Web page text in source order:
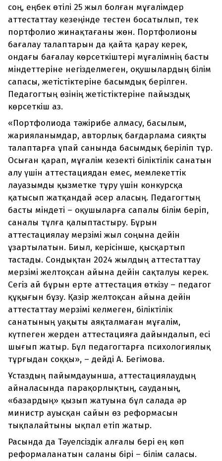
соң, еңбек өтілі 25 жыл болған мұғалімдер
аттестаттау кезеңінде тестен босатылып, тек
портфолио жинақтағаны жөн. Портфолионы
бағалау талаптарын да қайта қарау керек,
ондағы бағалау көрсеткіштері мұғалімнің басты
міндеттеріне негізделмеген, оқушылардың білім
сапасы, жетістіктеріне басымдық берілген.
Педагогтың өзінің жетістіктеріне пайыздық
көрсеткіш аз.
«Портфолиода тәжірибе алмасу, басылым,
жарияланымдар, авторлық бағдарлама сияқты
талаптарға ұпай санында басымдық беріліп тұр.
Осыған қарап, мұғалім кезекті біліктілік санатын
алу үшін аттестациядан емес, мемлекеттік
лауазымды қызметке тұру үшін конкурсқа
қатысып жатқандай әсер аласың. Педагогтың
басты міндеті – оқушыларға сапалы білім беріп,
саналы тұлға қалыптастыру. Бұрын
аттестациялау мерзімі жыл соңына дейін
ұзартылатын. Биыл, керісінше, қысқартып
тастады. Сондықтан 2024 жылдың аттестаттау
мерзімі желтоқсан айына дейін сақталуы керек.
Сегіз ай бұрын ерте аттестация өткізу – педагог
құқығын бұзу. Қазір желтоқсан айына дейін
аттестаттау мерзімі келмеген, біліктілік
санатының уақыты аяқталмаған мұғалім,
күтпеген жерден аттестацияға дайындалып, есі
шығып жатыр. Бұл педагогтарға психологиялық
тұрғыдан соққы», – дейді А. Бегімова.
Ұстаздың пайымдауынша, аттестациялаудың
айналасында парақорлықтың, сауданың,
«базардың» қызып жатуына бұл салада әр
министр ауысқан сайын өз реформасын
тықпалайтыны ықпал етіп жатыр.
Расында да Тәуелсіздік алғалы бері ең көп
реформаланатын саланы бірі – білім саласы.